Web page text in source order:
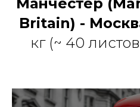
Britain) -
кг (~ 40